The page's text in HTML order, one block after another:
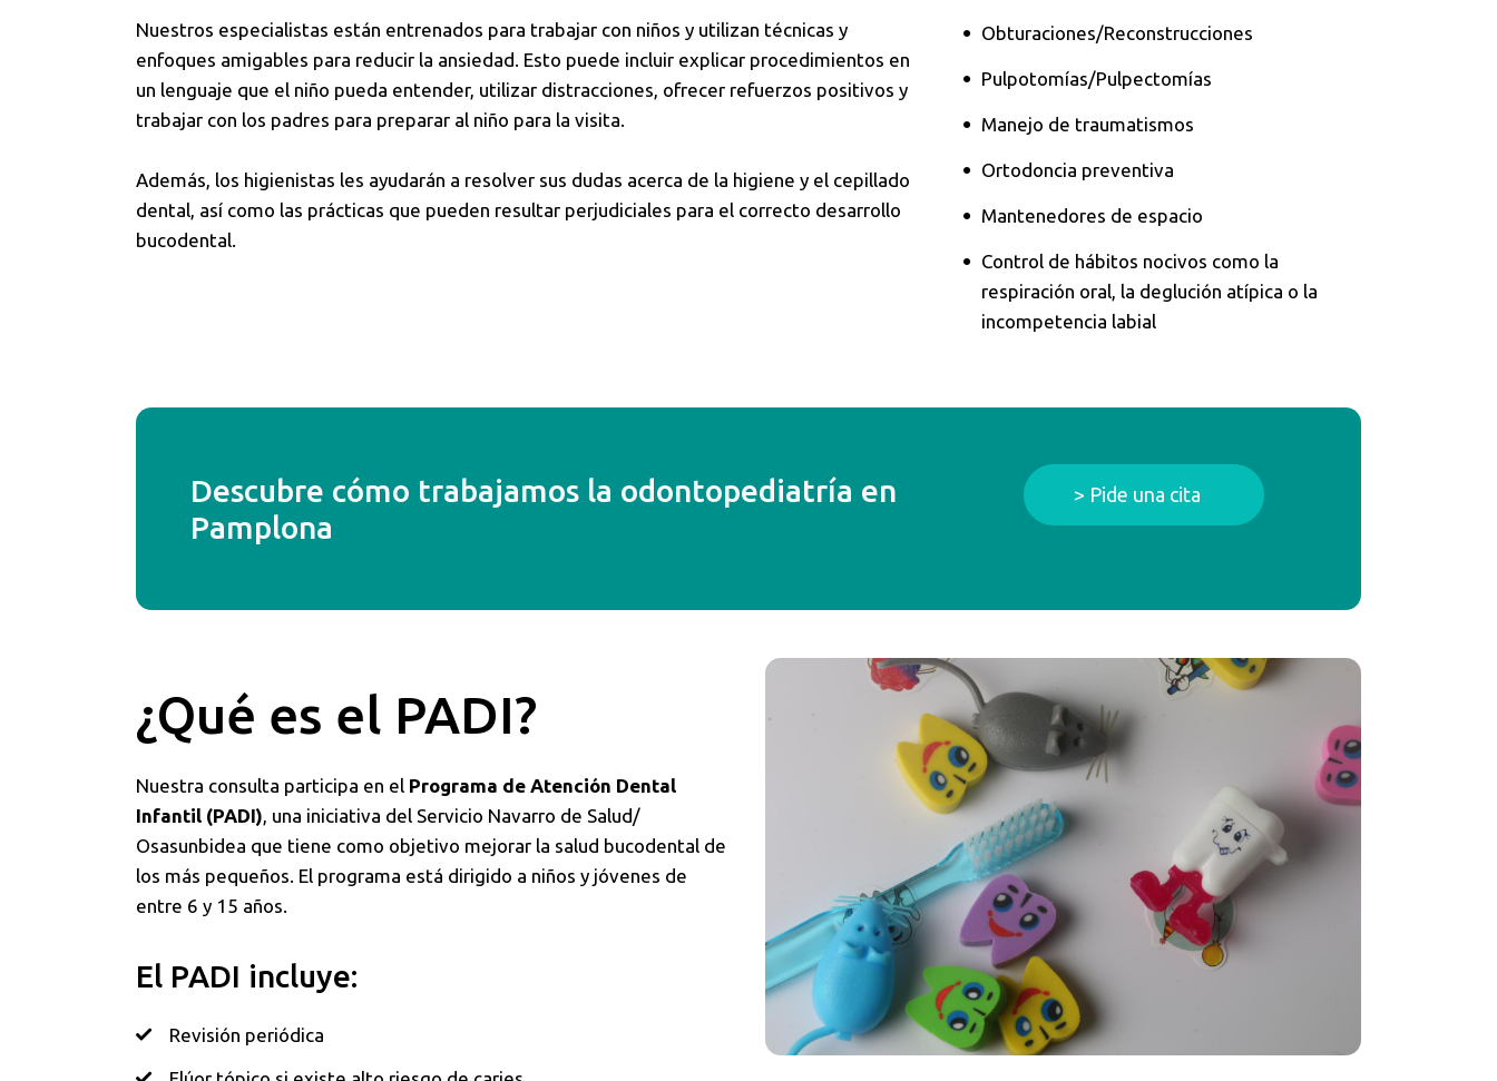
Nuestros especialistas están entrenados para trabajar con niños y utilizan técnicas y
enfoques amigables para reducir la ansiedad. Esto puede incluir explicar procedimientos en
un lenguaje que el niño pueda entender, utilizar distracciones, ofrecer refuerzos positivos y
trabajar con los padres para preparar al niño para la visita.
Además, los higienistas les ayudarán a resolver sus dudas acerca de la higiene y el cepillado
dental, así como las prácticas que pueden resultar perjudiciales para el correcto desarrollo
bucodental.
Obturaciones/Reconstrucciones
Pulpotomías/Pulpectomías
Manejo de traumatismos
Ortodoncia preventiva
Mantenedores de espacio
Control de hábitos nocivos como la
respiración oral, la deglución atípica o la
incompetencia labial
Descubre cómo trabajamos la odontopediatría en
Pamplona
> Pide una cita
¿Qué es el PADI?
Nuestra consulta participa en el Programa de Atención Dental
Infantil (PADI), una iniciativa del Servicio Navarro de Salud/
Osasunbidea que tiene como objetivo mejorar la salud bucodental de
los más pequeños. El programa está dirigido a niños y jóvenes de
entre 6 y 15 años.
El PADI incluye:
Revisión periódica